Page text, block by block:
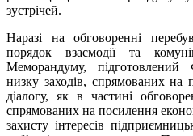
зустрічей.
Наразі на обговоренні
порядок взаємодії та
Меморандуму,
низку заходів, спрямованих на
діалогу, як в частині
спрямованих на посилення
захисту інтересів